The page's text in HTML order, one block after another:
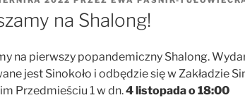
na Shalong!
na pierwszy popandemiczny Shalong.
jest Sinokoło i odbędzie się w Zakładzie
Przedmieściu 1 w dn.4 listopada o 18:00